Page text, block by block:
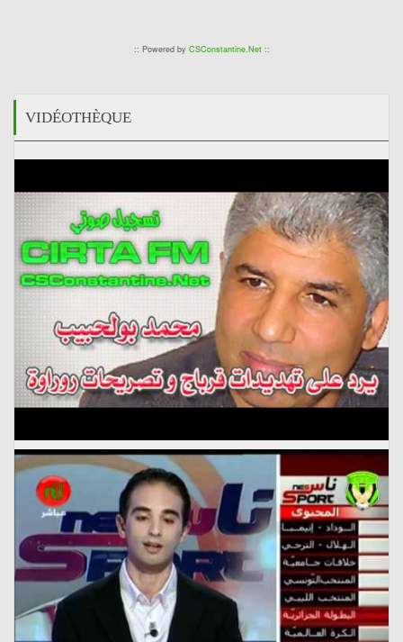
:: Powered by CSConstantine.Net::
VIDÉOTHÈQUE